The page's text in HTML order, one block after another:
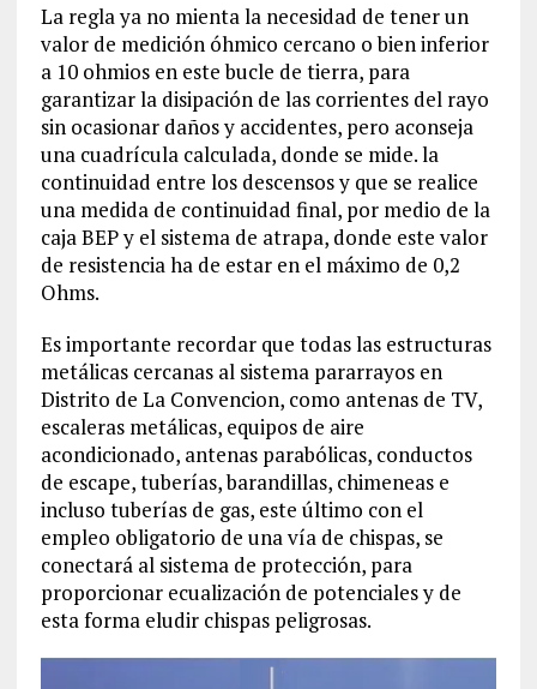
La regla ya no mienta la necesidad de tener un
valor de medición óhmico cercano o bien inferior
a 10 ohmios en este bucle de tierra, para
garantizar la disipación de las corrientes del rayo
sin ocasionar daños y accidentes, pero aconseja
una cuadrícula calculada, donde se mide. la
continuidad entre los descensos y que se realice
una medida de continuidad final, por medio de la
caja BEP y el sistema de atrapa, donde este valor
de resistencia ha de estar en el máximo de 0,2
Ohms.
Es importante recordar que todas las estructuras
metálicas cercanas al sistema pararrayos en
Distrito de La Convencion‎, como antenas de TV,
escaleras metálicas, equipos de aire
acondicionado, antenas parabólicas, conductos
de escape, tuberías, barandillas, chimeneas e
incluso tuberías de gas, este último con el
empleo obligatorio de una vía de chispas, se
conectará al sistema de protección, para
proporcionar ecualización de potenciales y de
esta forma eludir chispas peligrosas.